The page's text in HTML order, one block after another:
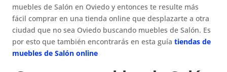
muebles de Salón en Oviedo y entonces te resulte más
fácil comprar en una tienda online que desplazarte a otra
ciudad que no sea Oviedo buscando muebles de Salón. Es
por esto que también encontrarás en esta guíatiendas de
muebles de Salón online